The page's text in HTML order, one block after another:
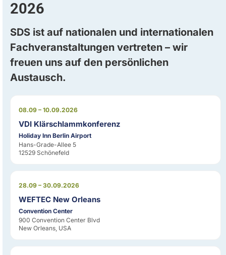
2026
SDS ist auf nationalen und internationalen
Fachveranstaltungen vertreten – wir
freuen uns auf den persönlichen
Austausch.
08.09 – 10.09.2026
VDI Klärschlammkonferenz
Holiday Inn Berlin Airport
Hans-Grade-Allee 5
12529 Schönefeld
28.09 – 30.09.2026
WEFTEC New Orleans
Convention Center
900 Convention Center Blvd
New Orleans, USA